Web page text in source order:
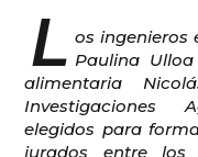
L os ingenieros
Paulina
alimentaria
Investigaciones
elegidos para
jurados entre los